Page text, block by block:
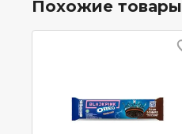
Похожие товары